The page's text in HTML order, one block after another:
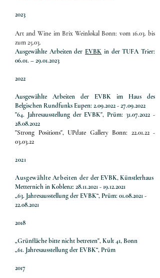
2023
Art and Wine im Brix Weinlokal Bonn: vom 16.03. bis
zum 25.03.
Ausgewählte Arbeiten derEVBK in der TUFA Trier:
06.01. –29.01.2023
2022
Ausgewählte Arbeiten der EVBK im Haus des
Belgischen Rundfunks Eupen: 2.09.2022 - 27.09.2022
"64. Jahresausstellung der EVBK", Prüm:31.07.2022 -
28.08.2022
"Strong Positions", UPdate Gallery Bonn: 22.01.22 -
03.03.22
2021
Ausgewählte Arbeiten derder EVBK, Künstlerhaus
Metternich in Koblenz: 28.11.2021 - 19.12.2021
„63. Jahresausstellung der EVBK“, Prüm: 01.08.2021 -
22.08.2021
2018
„Grünfläche bitte nicht betreten", Kult 41, Bonn
„61. Jahresausstellung der EVBK“, Prüm
2017